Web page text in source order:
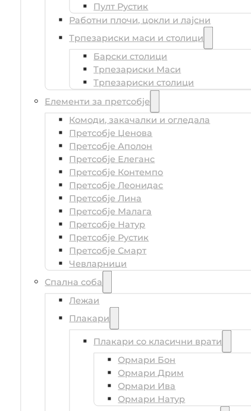
Пулт Рустик
Работни плочи, цокли и лајсни
Трпезариски маси и столици
Барски столици
Трпезариски Маси
Трпезариски столици
Елементи за претсобје
Комоди, закачалки и огледала
Претсобје Џенова
Претсобје Аполон
Претсобје Елеганс
Претсобје Контемпо
Претсобје Леонидас
Претсобје Лина
Претсобје Малага
Претсобје Натур
Претсобје Рустик
Претсобје Смарт
Чевларници
Спална соба
Лежаи
Плакари
Плакари со класични врати
Ормари Бон
Ормари Дрим
Ормари Ива
Ормари Натур